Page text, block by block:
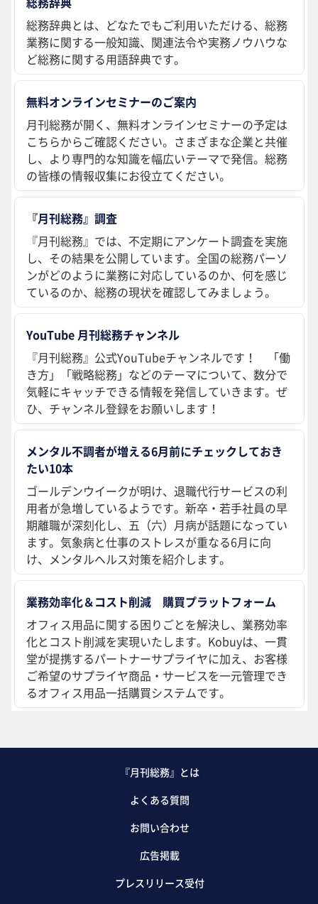
総務辞典とは、どなたでもご利用いただける、総務
業務に関する一般知識、関連法令や実務ノウハウな
ど総務に関する用語辞典です。
無料オンラインセミナーのご案内
月刊総務が開く、無料オンラインセミナーの予定は
こちらからご確認ください。さまざまな企業と共催
し、より専門的な知識を幅広いテーマで発信。総務
の皆様の情報収集にお役立てください。
『月刊総務』調査
『月刊総務』では、不定期にアンケート調査を実施
し、その結果を公開しています。全国の総務パーソ
ンがどのように業務に対応しているのか、何を感じ
ているのか、総務の現状を確認してみましょう。
YouTube 月刊総務チャンネル
『月刊総務』公式YouTubeチャンネルです！ 「働
き方」「戦略総務」などのテーマについて、数分で
気軽にキャッチできる情報を発信していきます。ぜ
ひ、チャンネル登録をお願いします！
メンタル不調者が増える6月前にチェックしておき
たい10本
ゴールデンウイークが明け、退職代行サービスの利
用者が急増しているようです。新卒・若手社員の早
期離職が深刻化し、五（六）月病が話題になってい
ます。気象病と仕事のストレスが重なる6月に向
け、メンタルヘルス対策を紹介します。
業務効率化＆コスト削減 購買プラットフォーム
オフィス用品に関する困りごとを解決し、業務効率
化とコスト削減を実現いたします。Kobuyは、一貫
堂が提携するパートナーサプライヤに加え、お客様
ご希望のサプライヤ商品・サービスを一元管理でき
るオフィス用品一括購買システムです。
『月刊総務』とは
よくある質問
お問い合わせ
広告掲載
プレスリリース受付